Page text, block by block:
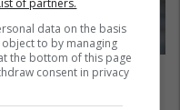
data on the basis
to by managing
the bottom of this page
consent in privacy